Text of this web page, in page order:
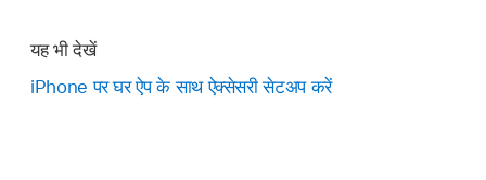
यह भी देखें
iPhone पर घर ऐप के साथ ऐक्सेसरी सेटअप करें